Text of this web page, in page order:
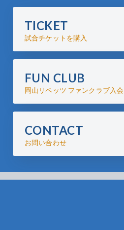
TICKET
試合チケットを購入
FUN CLUB
岡山リベッツ ファンクラブ入会
CONTACT
お問い合わせ